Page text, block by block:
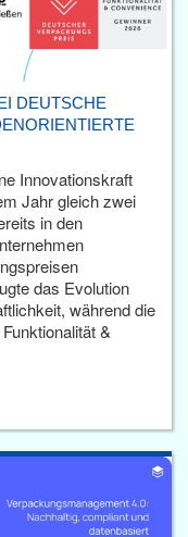
DEUTSCHE
Innovationskraft
Jahr gleich zwei
in den
das Evolution
während die
&